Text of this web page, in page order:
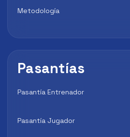
Metodología
Pasantías
Pasantía Entrenador
Pasantía Jugador